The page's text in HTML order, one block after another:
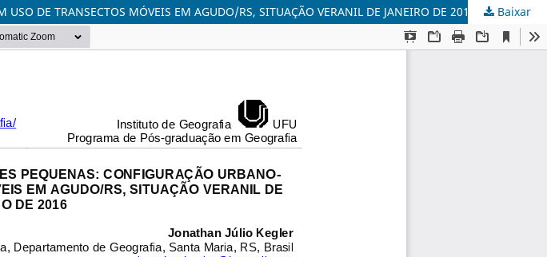
DE TRANSECTOS MÓVEIS EM AGUDO/RS, SITUAÇÃO VERANIL DE JANEIRO DE 2016 Baixar